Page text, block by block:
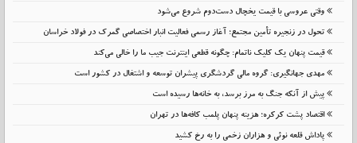
وقتی عروسی با قیمت یخچال دست‌دوم شروع می‌شود
تحول در زنجیره تأمین مجتمع؛ آغاز رسمی فعالیت انبار اختصاصی گمرک در فولاد خراسان
قیمت پنهان یک کلیک ناتمام: چگونه قطعی اینترنت جیب ما را خالی می‌کند
مهدی جهانگیری: گروه مالی گردشگری پیشران توسعه و اشتغال در کشور است
پیش از آنکه جنگ به مرز برسد، به خانه‌ها رسیده است
اقتصاد پشت کرکره؛ هزینه پنهان پلمب کافه‌ها در تهران
پاداش قلعه نوئی و هزاران زخمی را به رخ کشید